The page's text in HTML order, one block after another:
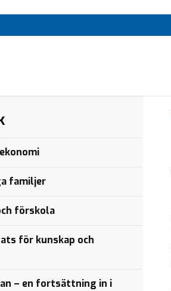
–
e
n
y
familjer
förskola
för kunskap och
– en fortsättning in i